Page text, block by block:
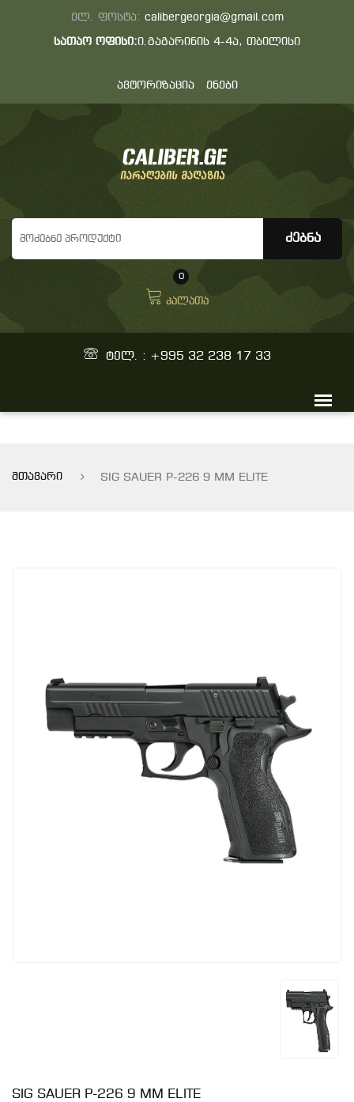
ელ. ფოსტა: calibergeorgia@gmail.com
სათაო ოფისი:ი.გაგარინის 4-4ა, თბილისი
ავტორიზაცია ენები
0
კალათა
ტელ. : +995 32 238 17 33
მთავარი SIG SAUER P-226 9 MM ELITE
SIG SAUER P-226 9 MM ELITE